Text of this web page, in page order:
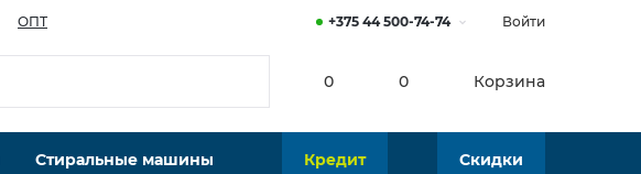
ОПТ +375 44 500-74-74 Войти
0 0 Корзина
Стиральные машины Кредит Скидки